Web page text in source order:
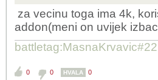
za vecinu toga ima 4k,
addon(meni on uvijek
0 0 HVALA 0